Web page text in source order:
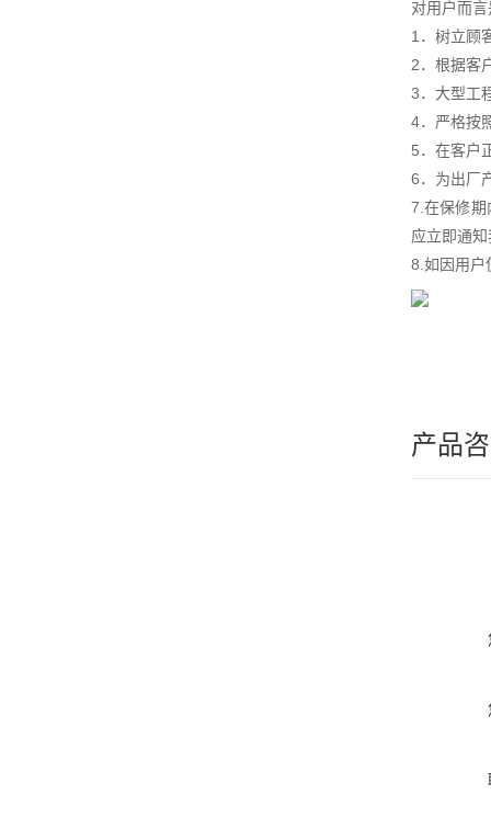
对用户而
1．树立顾
2．根据客
3．大型工
4．严格按
5．在客户
6．为出厂
7.在保修期
应立即通
8.如因用户
产品